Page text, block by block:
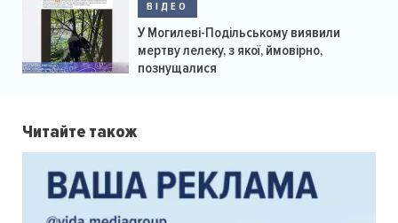
ВІДЕО
У Могилеві-Подільському виявили
мертву лелеку, з якої, ймовірно,
познущалися
Читайте також